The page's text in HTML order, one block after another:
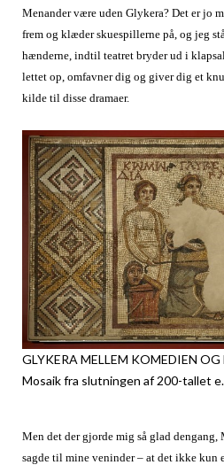
Menander være uden Glykera? Det er jo
frem og klæder skuespillerne på, og jeg
hænderne, indtil teatret bryder ud i
lettet op, omfavner dig og giver dig et
kilde til disse dramaer.
GLYKERA MELLEM KOMEDIEN OG
Mosaik fra slutningen af 200-tallet
Men det der gjorde mig så glad dengang,
sagde til mine veninder – at det ikke kun